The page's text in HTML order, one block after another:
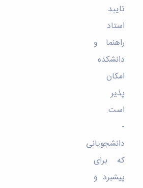
تایید
استاد
راهنما و
دانشکده
امکان
پذیر
است.
-
دانشجویانی
که برای
پیشبرد و